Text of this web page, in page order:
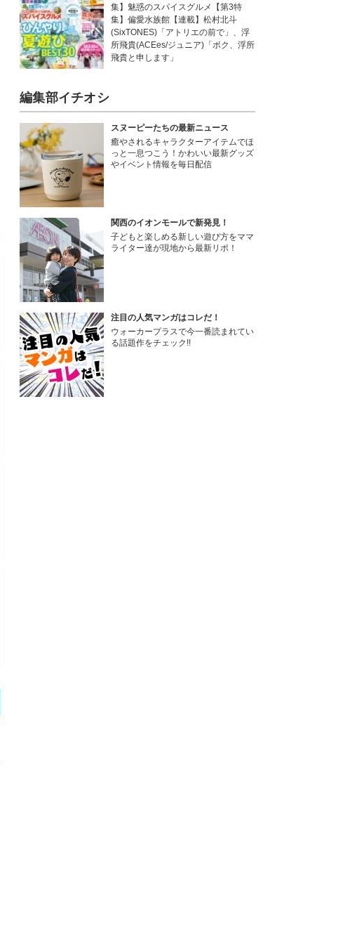
集】魅惑のスパイスグルメ【第3特
集】偏愛水族館【連載】松村北斗
(SixTONES)「アトリエの前で」、浮
所飛貴(ACEes/ジュニア)「ボク、浮所
飛貴と申します」
編集部イチオシ
スヌーピーたちの最新ニュース
癒やされるキャラクターアイテムでほ
っと一息つこう！かわいい最新グッズ
やイベント情報を毎日配信
関西のイオンモールで新発見！
子どもと楽しめる新しい遊び方をママ
ライター達が現地から最新リポ！
注目の人気マンガはコレだ！
ウォーカープラスで今一番読まれてい
る話題作をチェック!!